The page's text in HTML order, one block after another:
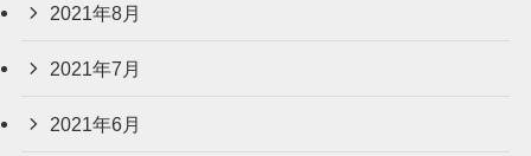
2021年8月
2021年7月
2021年6月